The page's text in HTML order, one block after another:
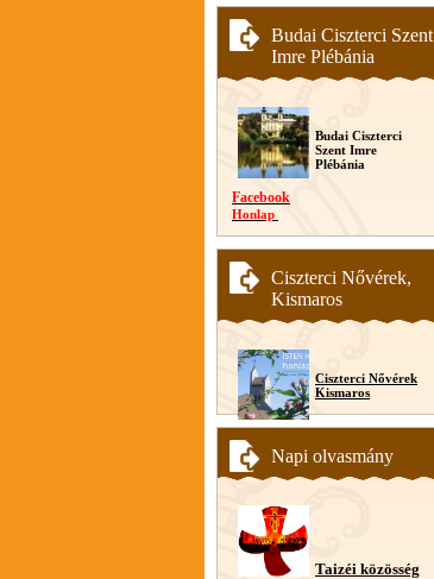
Budai Ciszterci Szent
Imre Plébánia
Budai Ciszterci
Szent Imre
Plébánia
Facebook
Honlap
Ciszterci Nővérek,
Kismaros
Ciszterci Nővérek
Kismaros
Napi olvasmány
Taizéi közösség